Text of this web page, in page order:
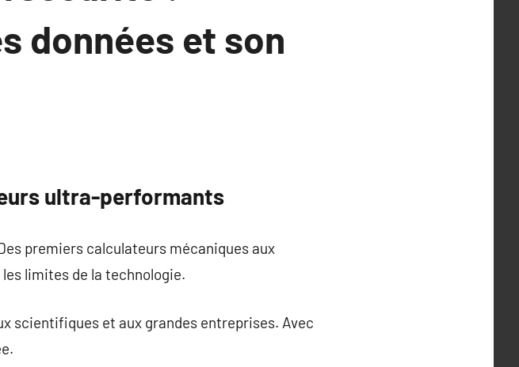
données et son
ultra-performants
premiers calculateurs mécaniques aux
limites de la technologie.
scientifiques et aux grandes entreprises. Avec